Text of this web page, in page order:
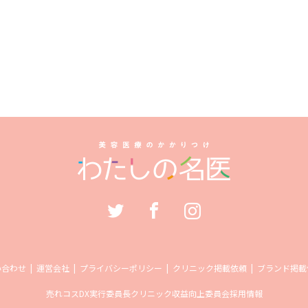
わせ 運営会社 プライバシーポリシー クリニック掲載依頼 ブランド掲
売れコスDX実行委員長クリニック収益向上委員会採用情報